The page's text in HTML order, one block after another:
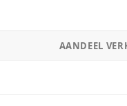
AANDEEL